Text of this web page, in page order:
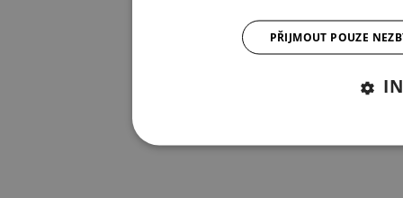
PŘIJMOUT POUZE